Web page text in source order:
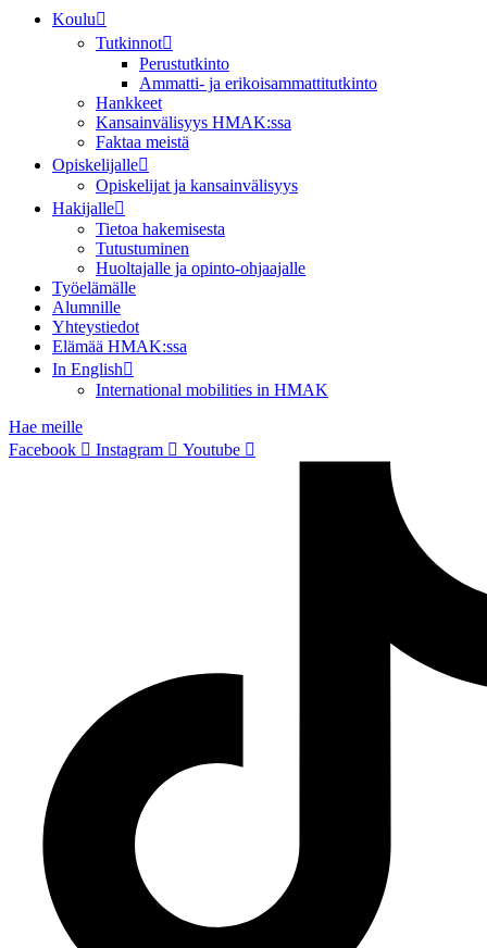
Koulu
Tutkinnot
Perustutkinto
Ammatti- ja erikoisammattitutkinto
Hankkeet
Kansainvälisyys HMAK:ssa
Faktaa meistä
Opiskelijalle
Opiskelijat ja kansainvälisyys
Hakijalle
Tietoa hakemisesta
Tutustuminen
Huoltajalle ja opinto-ohjaajalle
Työelämälle
Alumnille
Yhteystiedot
Elämää HMAK:ssa
In English
International mobilities in HMAK
Hae meille
Facebook
Instagram Youtube